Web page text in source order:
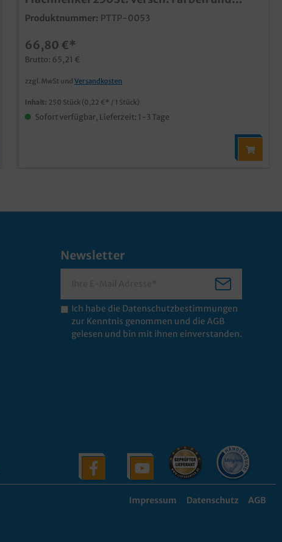
Größen
Produktnummer: PTTP-0053
66,80 €*
Brutto: 65,21 €
zzgl. MwSt und Versandkosten
Inhalt: 250 Stück (0,22 €* / 1 Stück)
Sofort verfügbar, Lieferzeit: 1-3 Tage
Newsletter
Ich habe die Datenschutzbestimmungen
zur Kenntnis genommen und die AGB
gelesen und bin mit ihnen einverstanden.
Impressum Datenschutz AGB